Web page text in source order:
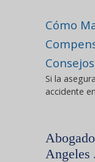
Cómo
Si la
accidente
Angeles